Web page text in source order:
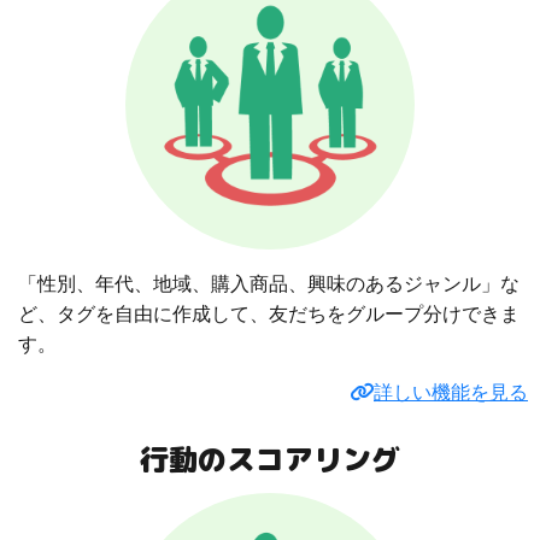
「性別、年代、地域、購入商品、興味のあるジャンル」な
ど、タグを自由に作成して、友だちをグループ分けできま
す。
詳しい機能を見る
行動のスコアリング